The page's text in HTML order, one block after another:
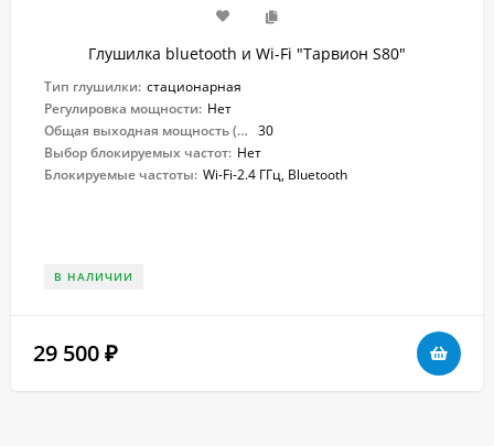
Глушилка bluetooth и Wi-Fi "Тарвион S80"
Тип глушилки: стационарная
Регулировка мощности: Нет
Общая выходная мощность (Вт): 30
Выбор блокируемых частот: Нет
Блокируемые частоты: Wi-Fi-2.4 ГГц, Bluetooth
В НАЛИЧИИ
29 500 ₽